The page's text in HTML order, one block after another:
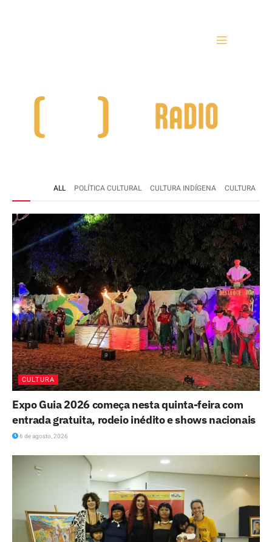
ALL POLÍTICA CULTURAL CULTURA INDÍGENA CULTURA
CULTURA
Expo Guia 2026 começa nesta quinta-feira com
entrada gratuita, rodeio inédito e shows nacionais
6 de agosto, 2026